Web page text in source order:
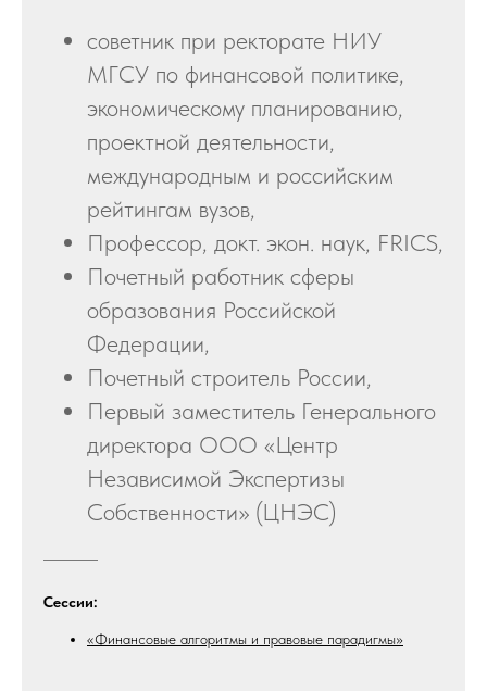
советник при ректорате НИУ
МГСУ по финансовой политике,
экономическому планированию,
проектной деятельности,
международным и российским
рейтингам вузов,
Профессор, докт. экон. наук, FRICS,
Почетный работник сферы
образования Российской
Федерации,
Почетный строитель России,
Первый заместитель Генерального
директора ООО «Центр
Независимой Экспертизы
Собственности» (ЦНЭС)
Сессии:
«Финансовые алгоритмы и правовые парадигмы»